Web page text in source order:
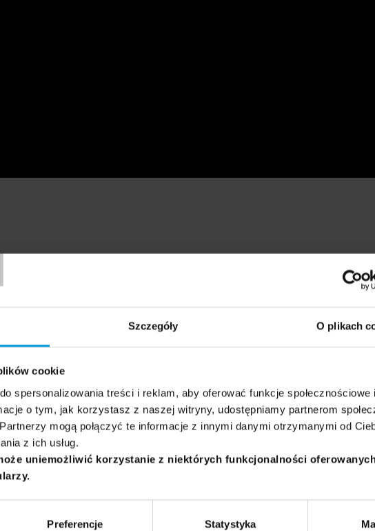
Szczegóły O plikach
cookie
spersonalizowania treści i reklam, aby oferować funkcje społecznościowe
o tym, jak korzystasz z naszej witryny, udostępniamy partnerom
mogą połączyć te informacje z innymi danymi otrzymanymi od
z ich usług.
uniemożliwić korzystanie z niektórych funkcjonalności
Preferencje Statystyka